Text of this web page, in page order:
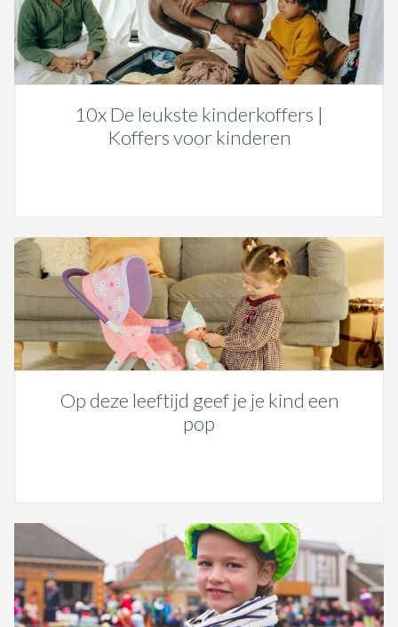
10x De leukste kinderkoffers |
Koffers voor kinderen
Op deze leeftijd geef je je kind een
pop